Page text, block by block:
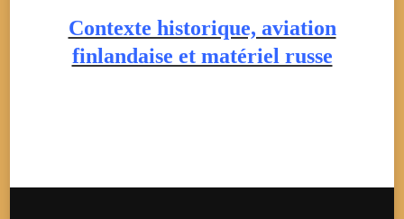
Contexte historique, aviation
finlandaise et matériel russe